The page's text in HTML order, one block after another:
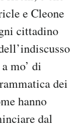
e Cleone
cittadino
mo’ di
dei
hanno
dal